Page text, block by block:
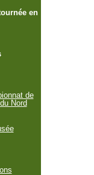
en
de
Nord